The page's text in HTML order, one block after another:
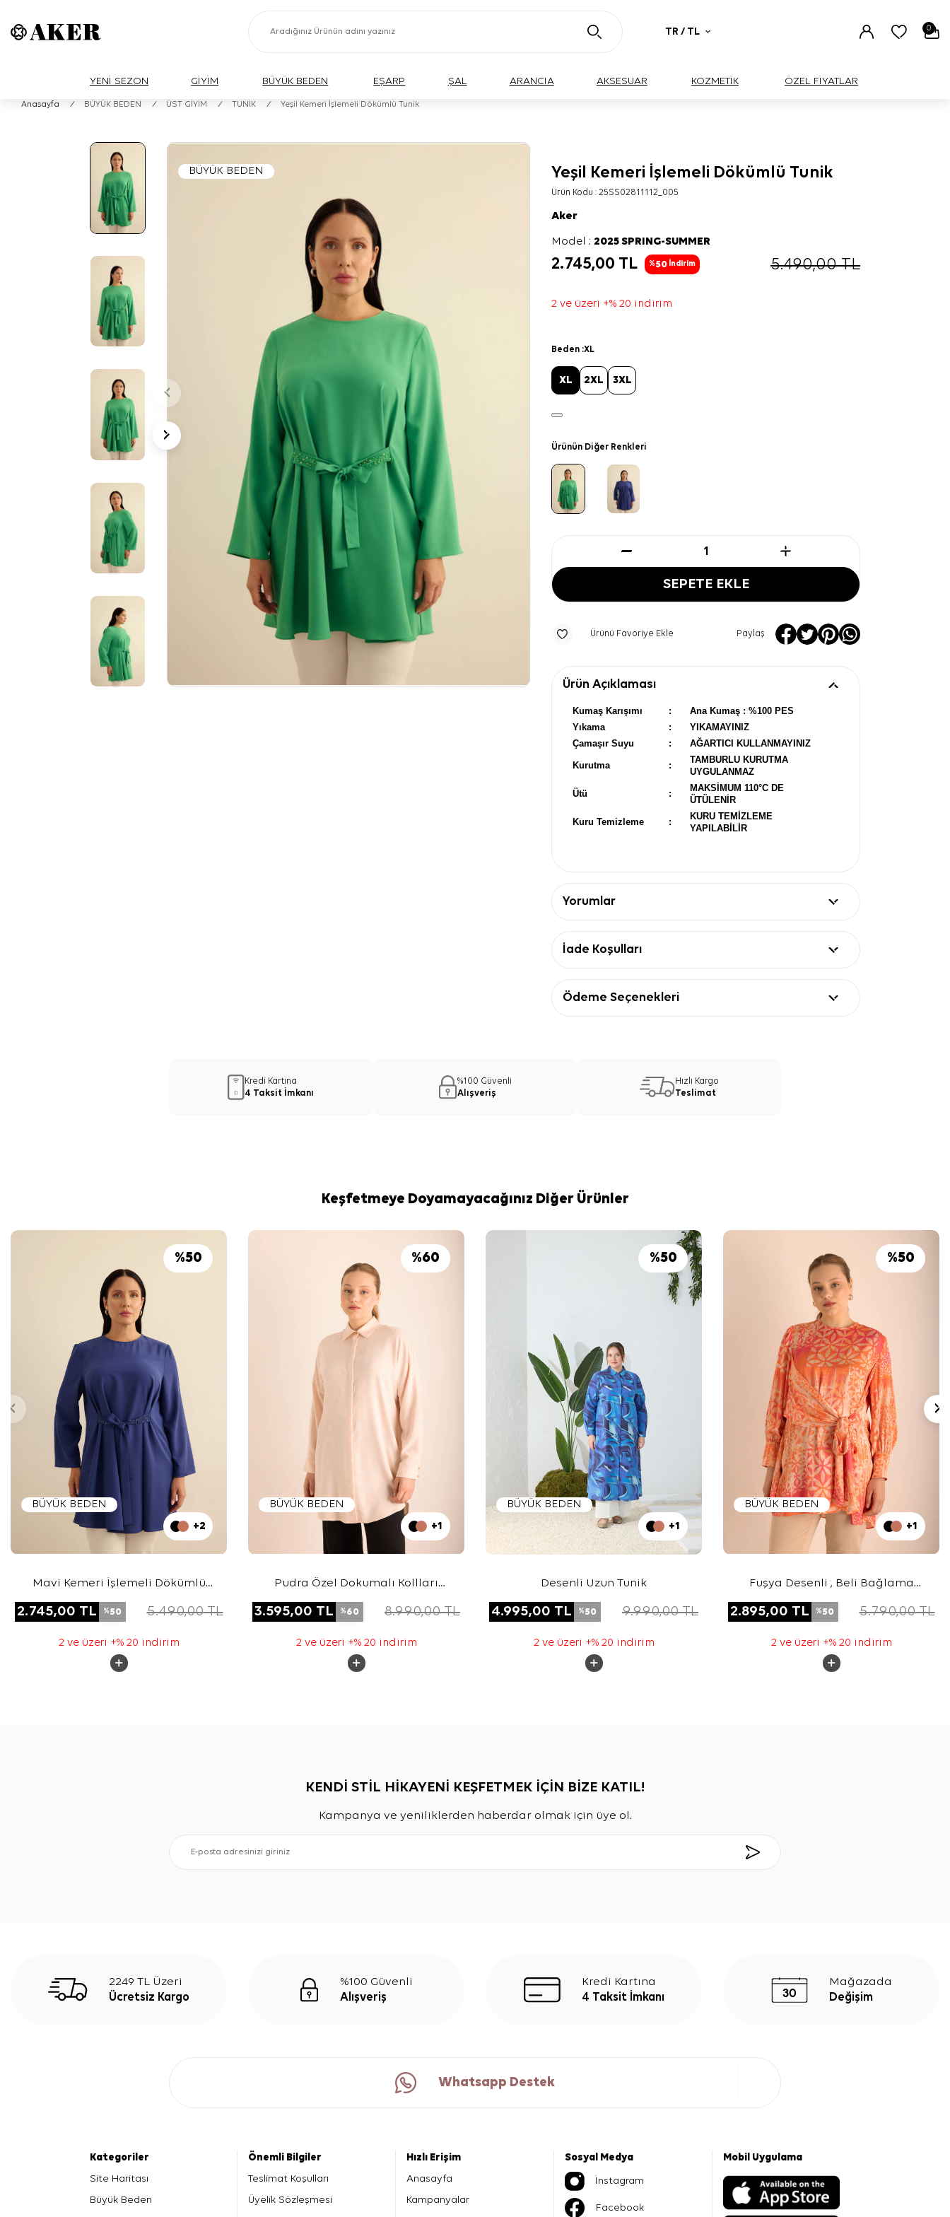
TR / TL 0
YENİ SEZON GİYİM BÜYÜK BEDEN EŞARP ŞAL ARANCIA AKSESUAR KOZMETİK ÖZEL FİYATLAR
Anasayfa / BÜYÜK BEDEN / ÜST GİYİM / TUNİK / Yeşil Kemeri İşlemeli Dökümlü Tunik
BÜYÜK BEDEN BÜYÜK BEDEN
Yeşil Kemeri İşlemeli Dökümlü Tunik
Ürün Kodu :25SS02811112_005
Aker
Model :2025 SPRING-SUMMER
2.745,00 TL %50 İndirim 5.490,00TL
2 ve üzeri +% 20 indirim
Beden :XL
XL 2XL 3XL
Ürünün Diğer Renkleri
SEPETE EKLE
Ürünü Favoriye Ekle Paylaş
Ürün Açıklaması
Kumaş Karışımı :
Ana Kumaş : %100 PES
Yıkama
:
YIKAMAYINIZ
Çamaşır Suyu
: AĞARTICI KULLANMAYINIZ
Kurutma :
TAMBURLU KURUTMA
UYGULANMAZ
Ütü :
MAKSİMUM 110°C DE
ÜTÜLENİR
Kuru Temizleme :
KURU TEMİZLEME
YAPILABİLİR
Yorumlar
İade Koşulları
Ödeme Seçenekleri
Kredi Kartına
4 Taksit İmkanı
%100 Güvenli
Alışveriş
Hızlı Kargo
Teslimat
Keşfetmeye Doyamayacağınız Diğer Ürünler
BÜYÜK BEDEN
%50
+2
Mavi Kemeri İşlemeli Dökümlü
2.745,00 TL %50 5.490,00TL
2 ve üzeri +% 20 indirim
BÜYÜK BEDEN
%60
+1
Pudra Özel Dokumalı Kollları
3.595,00 TL %60 8.990,00TL
2 ve üzeri +% 20 indirim
BÜYÜK BEDEN
%50
+1
Desenli Uzun Tunik
4.995,00 TL %50 9.990,00TL
2 ve üzeri +% 20 indirim
BÜYÜK BEDEN
%50
+1
Fuşya Desenli , Beli Bağlama
2.895,00 TL %50 5.790,00TL
2 ve üzeri +% 20 indirim
KENDİ STİL HİKAYENİ KEŞFETMEK İÇİN BİZE KATIL!
Kampanya ve yeniliklerden haberdar olmak için üye ol.
2249 TL Üzeri
Ücretsiz Kargo
%100 Güvenli
Alışveriş
Kredi Kartına
4 Taksit İmkanı
Mağazada
Değişim
Whatsapp Destek
Kategoriler
Site Haritası
Büyük Beden
Önemli Bilgiler
Teslimat Koşulları
Üyelik Sözleşmesi
Hızlı Erişim
Anasayfa
Kampanyalar
Sosyal Medya
İnstagram
Facebook
Mobil Uygulama